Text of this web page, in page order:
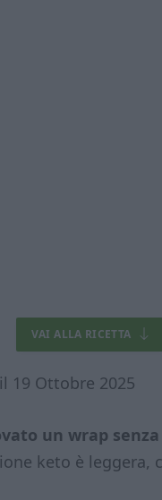
VAI ALLA RICETTA
19 Ottobre 2025
un wrap
keto è leggera,